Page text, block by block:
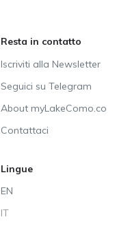
Resta in contatto
Iscriviti alla Newsletter
Seguici su Telegram
About myLakeComo.co
Contattaci
Lingue
EN
IT